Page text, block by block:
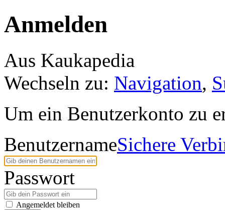
Anmelden
Aus Kaukapedia
Wechseln zu: Navigation,
Um ein Benutzerkonto zu
BenutzernameSichere
Passwort
Angemeldet bleiben